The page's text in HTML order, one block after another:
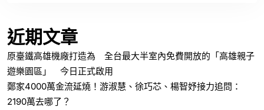
近期文章
原臺鐵高雄機廠打造為 全台最大半室內免費開放的「高雄親子
遊樂園區」 今日正式啟用
鄭家4000萬金流延燒！游淑慧、徐巧芯、楊智妤接力追問：
2190萬去哪了？